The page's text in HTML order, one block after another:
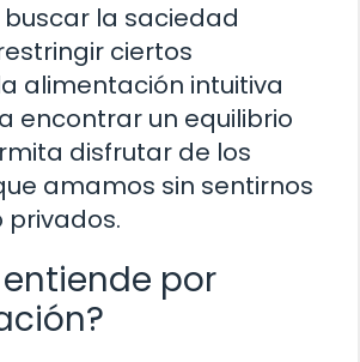
buscar la saciedad
ciertos
alimentación intuitiva
encontrar un equilibrio
disfrutar de los
amamos sin sentirnos
privados.
entiende por